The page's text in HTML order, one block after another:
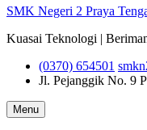
SMK Negeri 2 Praya
Kuasai Teknologi |
(0370) 654501
Jl. Pejanggik No. 9
Menu